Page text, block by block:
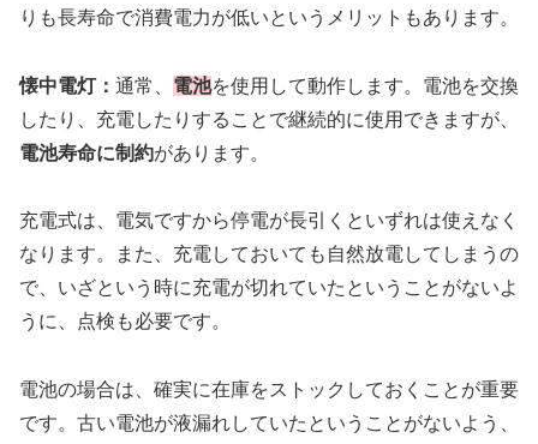
りも長寿命で消費電力が低いというメリットもあります。
懐中電灯： 通常、 電池を使用して動作します。電池を交換
したり、充電したりすることで継続的に使用できますが、
電池寿命に制約があります。
充電式は、電気ですから停電が長引くといずれは使えなく
なります。また、充電しておいても自然放電してしまうの
で、いざという時に充電が切れていたということがないよ
うに、点検も必要です。
電池の場合は、確実に在庫をストックしておくことが重要
です。古い電池が液漏れしていたということがないよう、